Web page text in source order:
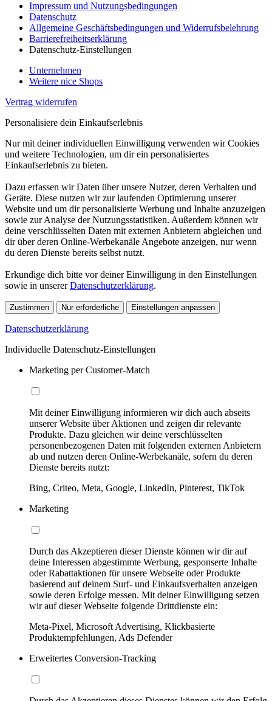
Impressum und Nutzungsbedingungen
Datenschutz
Allgemeine Geschäftsbedingungen und Widerrufsbelehrung
Barrierefreiheitserklärung
Datenschutz-Einstellungen
Unternehmen
Weitere nice Shops
Vertrag widerrufen
Personalisiere dein Einkaufserlebnis
Nur mit deiner individuellen Einwilligung verwenden wir Cookies
und weitere Technologien, um dir ein personalisiertes
Einkaufserlebnis zu bieten.
Dazu erfassen wir Daten über unsere Nutzer, deren Verhalten und
Geräte. Diese nutzen wir zur laufenden Optimierung unserer
Website und um dir personalisierte Werbung und Inhalte anzuzeigen
sowie zur Analyse der Nutzungsstatistiken. Außerdem können wir
deine verschlüsselten Daten mit externen Anbietern abgleichen und
dir über deren Online-Werbekanäle Angebote anzeigen, nur wenn
du deren Dienste bereits selbst nutzt.
Erkundige dich bitte vor deiner Einwilligung in den Einstellungen
sowie in unsererDatenschutzerklärung.
Zustimmen Nur erforderliche Einstellungen anpassen
Datenschutzerklärung
Individuelle Datenschutz-Einstellungen
Marketing per Customer-Match
Mit deiner Einwilligung informieren wir dich auch abseits
unserer Website über Aktionen und zeigen dir relevante
Produkte. Dazu gleichen wir deine verschlüsselten
personenbezogenen Daten mit folgenden externen Anbietern
ab und nutzen deren Online-Werbekanäle, sofern du deren
Dienste bereits nutzt:
Bing, Criteo, Meta, Google, LinkedIn, Pinterest, TikTok
Marketing
Durch das Akzeptieren dieser Dienste können wir dir auf
deine Interessen abgestimmte Werbung, gesponserte Inhalte
oder Rabattaktionen für unsere Webseite oder Produkte
basierend auf deinem Surf- und Einkaufsverhalten anzeigen
sowie deren Erfolge messen. Mit deiner Einwilligung setzen
wir auf dieser Webseite folgende Drittdienste ein:
Meta-Pixel, Microsoft Advertising, Klickbasierte
Produktempfehlungen, Ads Defender
Erweitertes Conversion-Tracking